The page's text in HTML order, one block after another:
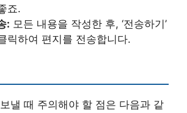
죠.
: 모든 내용을 작성한 후, ‘전송하기’
릭하여 편지를 전송합니다.
낼 때 주의해야 할 점은 다음과 같